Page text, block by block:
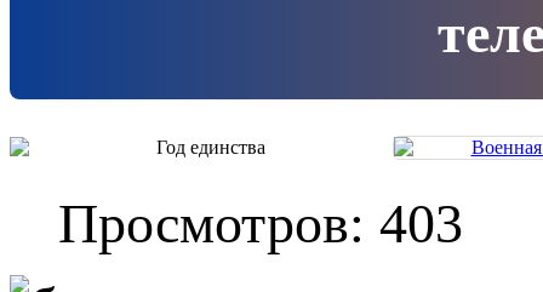
Просмотров: 403